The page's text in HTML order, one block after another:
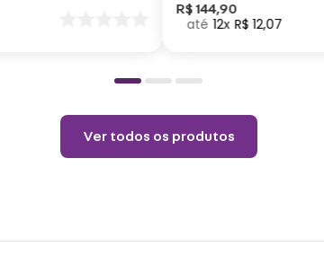
R$ 144,90
12 R$ 12,07
Ver todos os produtos